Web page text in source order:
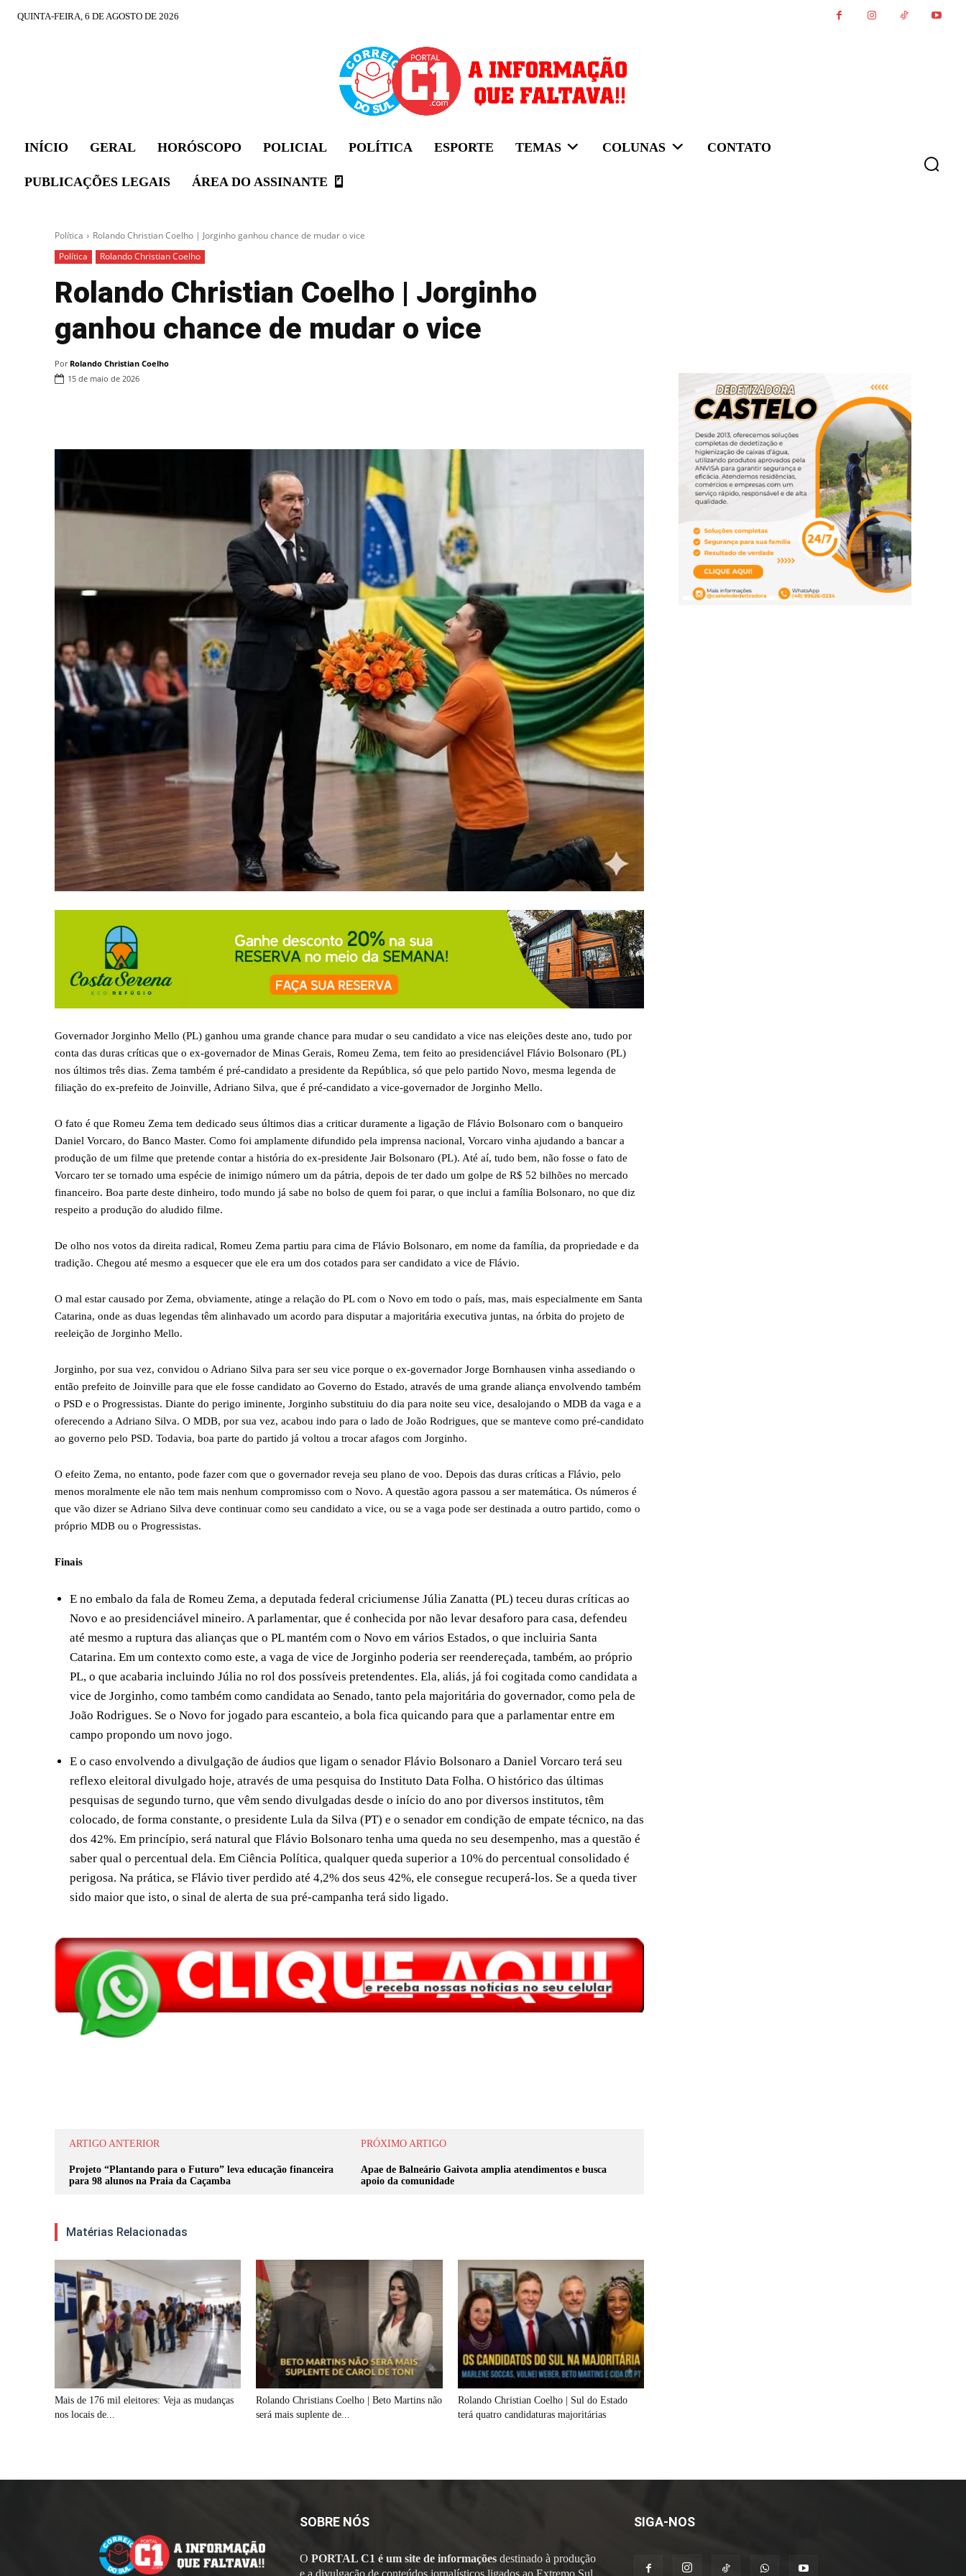
QUINTA-FEIRA, 6 DE AGOSTO DE 2026
INÍCIO GERAL HORÓSCOPO POLICIAL POLÍTICA ESPORTE TEMAS COLUNAS CONTATO
PUBLICAÇÕES LEGAIS ÁREA DO ASSINANTE
Política
Rolando Christian Coelho | Jorginho ganhou chance de mudar o vice
Política
Rolando Christian Coelho
Rolando Christian Coelho | Jorginho
ganhou chance de mudar o vice
Por Rolando Christian Coelho
15 de maio de 2026
Governador Jorginho Mello (PL) ganhou uma grande chance para mudar o seu candidato a vice nas eleições deste ano, tudo por
conta das duras críticas que o ex-governador de Minas Gerais, Romeu Zema, tem feito ao presidenciável Flávio Bolsonaro (PL)
nos últimos três dias. Zema também é pré-candidato a presidente da República, só que pelo partido Novo, mesma legenda de
filiação do ex-prefeito de Joinville, Adriano Silva, que é pré-candidato a vice-governador de Jorginho Mello.
O fato é que Romeu Zema tem dedicado seus últimos dias a criticar duramente a ligação de Flávio Bolsonaro com o banqueiro
Daniel Vorcaro, do Banco Master. Como foi amplamente difundido pela imprensa nacional, Vorcaro vinha ajudando a bancar a
produção de um filme que pretende contar a história do ex-presidente Jair Bolsonaro (PL). Até aí, tudo bem, não fosse o fato de
Vorcaro ter se tornado uma espécie de inimigo número um da pátria, depois de ter dado um golpe de R$ 52 bilhões no mercado
financeiro. Boa parte deste dinheiro, todo mundo já sabe no bolso de quem foi parar, o que inclui a família Bolsonaro, no que diz
respeito a produção do aludido filme.
De olho nos votos da direita radical, Romeu Zema partiu para cima de Flávio Bolsonaro, em nome da família, da propriedade e da
tradição. Chegou até mesmo a esquecer que ele era um dos cotados para ser candidato a vice de Flávio.
O mal estar causado por Zema, obviamente, atinge a relação do PL com o Novo em todo o país, mas, mais especialmente em Santa
Catarina, onde as duas legendas têm alinhavado um acordo para disputar a majoritária executiva juntas, na órbita do projeto de
reeleição de Jorginho Mello.
Jorginho, por sua vez, convidou o Adriano Silva para ser seu vice porque o ex-governador Jorge Bornhausen vinha assediando o
então prefeito de Joinville para que ele fosse candidato ao Governo do Estado, através de uma grande aliança envolvendo também
o PSD e o Progressistas. Diante do perigo iminente, Jorginho substituiu do dia para noite seu vice, desalojando o MDB da vaga e a
oferecendo a Adriano Silva. O MDB, por sua vez, acabou indo para o lado de João Rodrigues, que se manteve como pré-candidato
ao governo pelo PSD. Todavia, boa parte do partido já voltou a trocar afagos com Jorginho.
O efeito Zema, no entanto, pode fazer com que o governador reveja seu plano de voo. Depois das duras críticas a Flávio, pelo
menos moralmente ele não tem mais nenhum compromisso com o Novo. A questão agora passou a ser matemática. Os números é
que vão dizer se Adriano Silva deve continuar como seu candidato a vice, ou se a vaga pode ser destinada a outro partido, como o
próprio MDB ou o Progressistas.
Finais
E no embalo da fala de Romeu Zema, a deputada federal criciumense Júlia Zanatta (PL) teceu duras críticas ao
Novo e ao presidenciável mineiro. A parlamentar, que é conhecida por não levar desaforo para casa, defendeu
até mesmo a ruptura das alianças que o PL mantém com o Novo em vários Estados, o que incluiria Santa
Catarina. Em um contexto como este, a vaga de vice de Jorginho poderia ser reendereçada, também, ao próprio
PL, o que acabaria incluindo Júlia no rol dos possíveis pretendentes. Ela, aliás, já foi cogitada como candidata a
vice de Jorginho, como também como candidata ao Senado, tanto pela majoritária do governador, como pela de
João Rodrigues. Se o Novo for jogado para escanteio, a bola fica quicando para que a parlamentar entre em
campo propondo um novo jogo.
E o caso envolvendo a divulgação de áudios que ligam o senador Flávio Bolsonaro a Daniel Vorcaro terá seu
reflexo eleitoral divulgado hoje, através de uma pesquisa do Instituto Data Folha. O histórico das últimas
pesquisas de segundo turno, que vêm sendo divulgadas desde o início do ano por diversos institutos, têm
colocado, de forma constante, o presidente Lula da Silva (PT) e o senador em condição de empate técnico, na das
dos 42%. Em princípio, será natural que Flávio Bolsonaro tenha uma queda no seu desempenho, mas a questão é
saber qual o percentual dela. Em Ciência Política, qualquer queda superior a 10% do percentual consolidado é
perigosa. Na prática, se Flávio tiver perdido até 4,2% dos seus 42%, ele consegue recuperá-los. Se a queda tiver
sido maior que isto, o sinal de alerta de sua pré-campanha terá sido ligado.
ARTIGO ANTERIOR
Projeto “Plantando para o Futuro” leva educação financeira
para 98 alunos na Praia da Caçamba
PRÓXIMO ARTIGO
Apae de Balneário Gaivota amplia atendimentos e busca
apoio da comunidade
Matérias Relacionadas
Mais de 176 mil eleitores: Veja as mudanças
nos locais de...
Rolando Christians Coelho | Beto Martins não
será mais suplente de...
Rolando Christian Coelho | Sul do Estado
terá quatro candidaturas majoritárias
SOBRE NÓS
O PORTAL C1 é um site de informações destinado à produção
e a divulgação de conteúdos jornalísticos ligados ao Extremo Sul
SIGA-NOS